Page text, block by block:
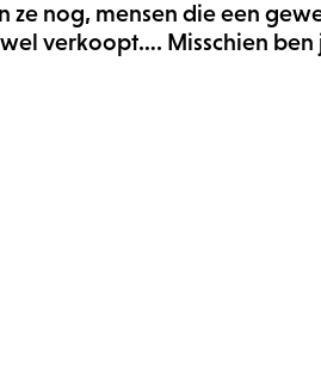
ze nog, mensen die een
verkoopt…. Misschien ben